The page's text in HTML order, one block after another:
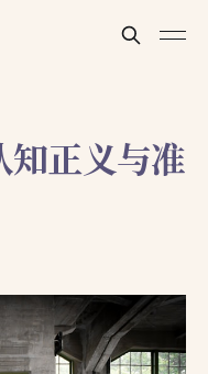
知正义与准